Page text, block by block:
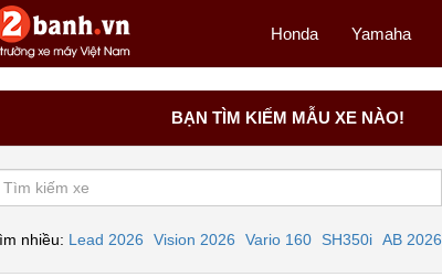
Honda Yamaha
BẠN TÌM KIẾM MẪU XE NÀO!
nhiều: Lead 2026 Vision 2026 Vario 160 SH350i AB 2026